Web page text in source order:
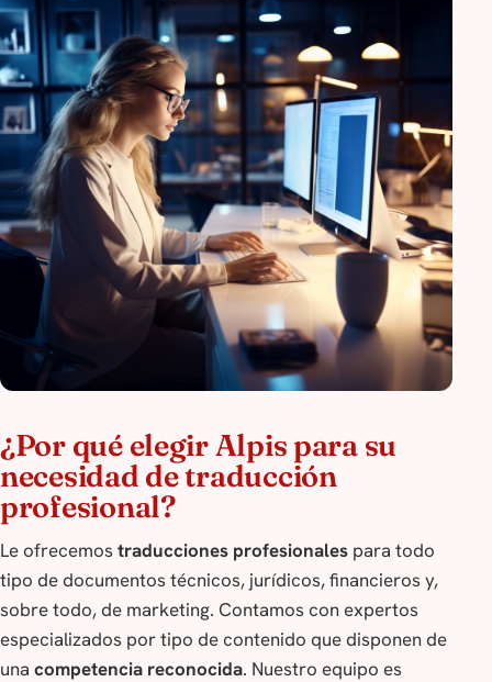
¿Por qué elegir Alpis para su
necesidad de traducción
profesional?
Le ofrecemos traducciones profesionales para todo
tipo de documentos técnicos, jurídicos, financieros y,
sobre todo, de marketing. Contamos con expertos
especializados por tipo de contenido que disponen de
una competencia reconocida. Nuestro equipo es